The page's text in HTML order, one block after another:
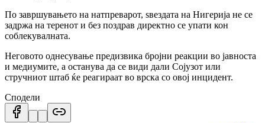
По завршувањето на натпреварот, ѕвездата на Нигерија не се
задржа на теренот и без поздрав директно се упати кон
соблекувалната.
Неговото однесување предизвика бројни реакции во јавноста
и медиумите, а останува да се види дали Сојузот или
стручниот штаб ќе реагираат во врска со овој инцидент.
Сподели